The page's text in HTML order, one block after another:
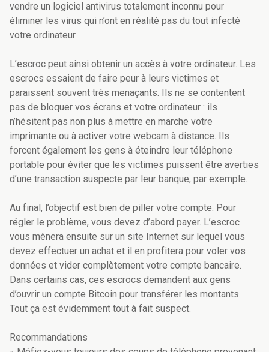
vendre un logiciel antivirus totalement inconnu pour
éliminer les virus qui n’ont en réalité pas du tout infecté
votre ordinateur.
L’escroc peut ainsi obtenir un accès à votre ordinateur. Les
escrocs essaient de faire peur à leurs victimes et
paraissent souvent très menaçants. Ils ne se contentent
pas de bloquer vos écrans et votre ordinateur : ils
n’hésitent pas non plus à mettre en marche votre
imprimante ou à activer votre webcam à distance. Ils
forcent également les gens à éteindre leur téléphone
portable pour éviter que les victimes puissent être averties
d’une transaction suspecte par leur banque, par exemple.
Au final, l’objectif est bien de piller votre compte. Pour
régler le problème, vous devez d’abord payer. L’escroc
vous mènera ensuite sur un site Internet sur lequel vous
devez effectuer un achat et il en profitera pour voler vos
données et vider complètement votre compte bancaire.
Dans certains cas, ces escrocs demandent aux gens
d’ouvrir un compte Bitcoin pour transférer les montants.
Tout ça est évidemment tout à fait suspect.
Recommandations